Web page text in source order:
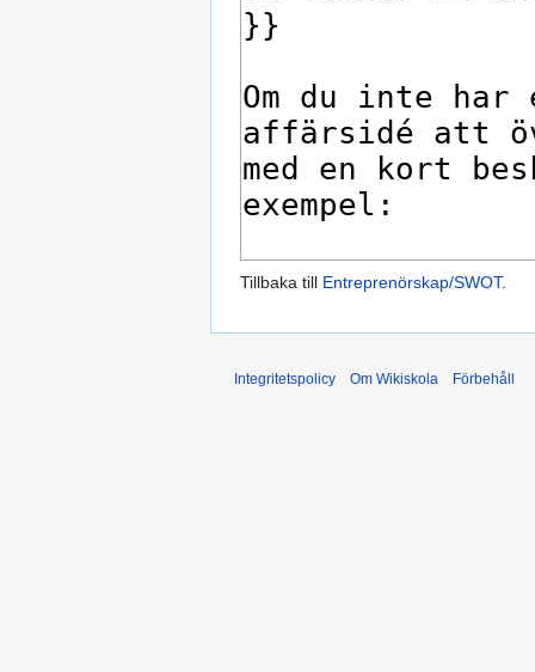
Tillbaka till Entreprenörskap/SWOT.
Integritetspolicy Om Wikiskola Förbehåll